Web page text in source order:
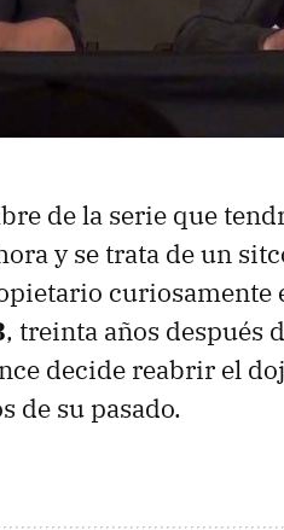
de la serie que
y se trata de un
curiosamente
, treinta años después
decide reabrir el
de su pasado.